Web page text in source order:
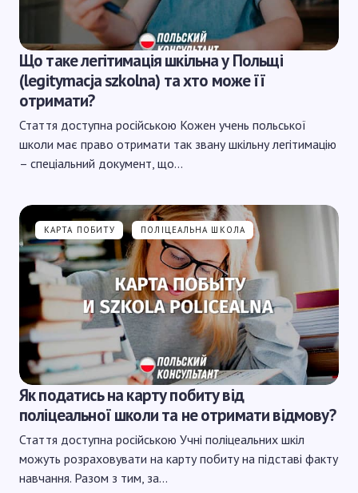
Що таке легітимація шкільна у Польщі
(legitymacja szkolna) та хто може її
отримати?
Стаття доступна російською Кожен учень польської
школи має право отримати так звану шкільну легітимацію
– спеціальний документ, що…
КАРТА ПОБИТУ ПОЛІЦЕАЛЬНА ШКОЛА
Як податись на карту побиту від
поліцеальної школи та не отримати відмову?
Стаття доступна російською Учні поліцеальних шкіл
можуть розраховувати на карту побиту на підставі факту
навчання. Разом з тим, за…